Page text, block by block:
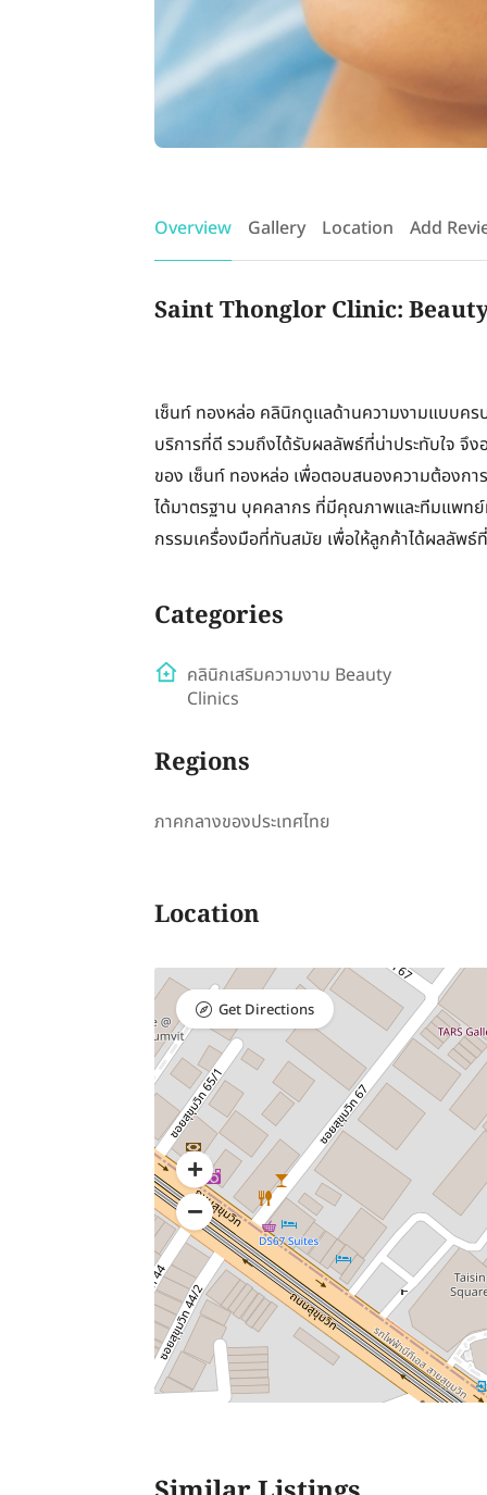
Overview Gallery Location Add
Saint Thonglor Clinic:
เซ็นท์ ทองหล่อ คลินิกดูแลด้านความงามแบบคร
บริการที่ดี รวมถึงได้รับผลลัพธ์ที่น่าประทับใจ จึ
ของ เซ็นท์ ทองหล่อ เพื่อตอบสนองความต้องก
ได้มาตรฐาน บุคคลากร ที่มีคุณภาพและทีมแพท
กรรมเครื่องมือที่ทันสมัย เพื่อให้ลูกค้าได้ผลลัพธ์
Categories
คลินิกเสริมความงาม Beauty
Clinics
Regions
ภาคกลางของประเทศไทย
Location
Get Directions